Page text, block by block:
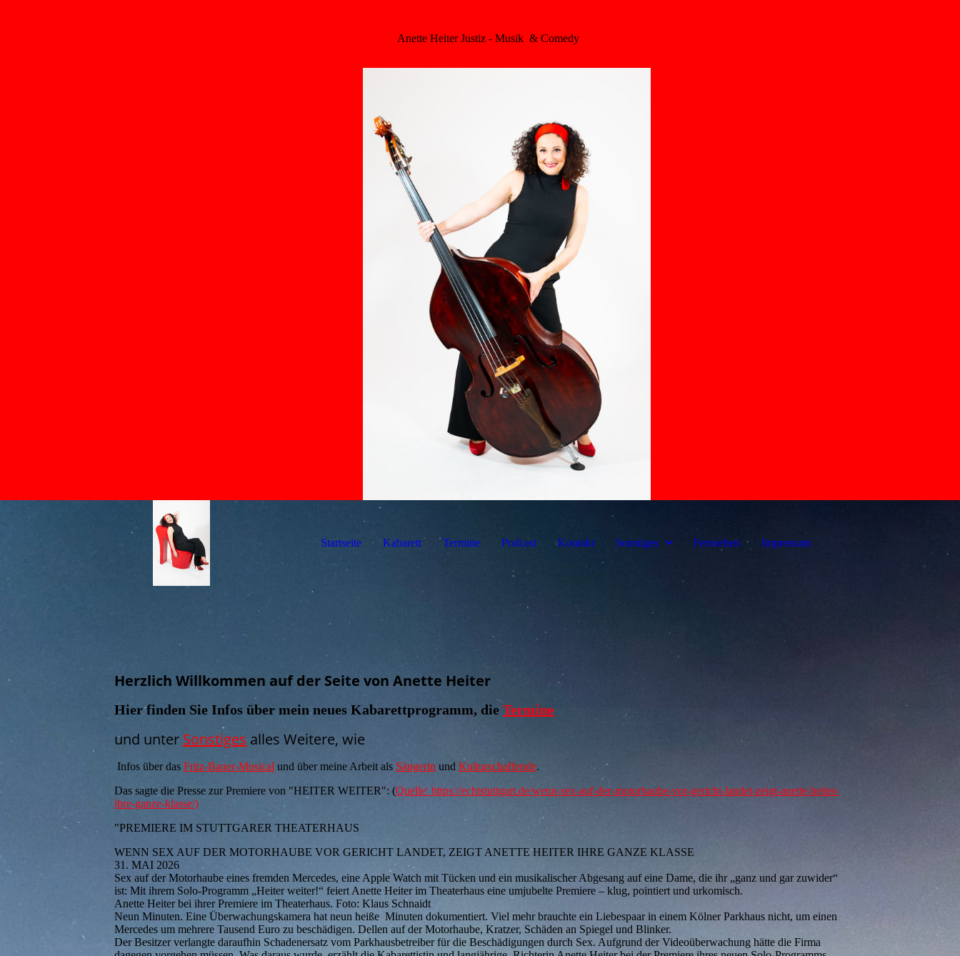
Anette Heiter Justiz - Musik & Comedy
Startseite Kabarett Termine Podcast Kontakt Sonstiges Fernsehen Impressum
Herzlich Willkommen auf der Seite von Anette Heiter
Hier finden Sie Infos über mein neues Kabarettprogramm, die Termine
und unter Sonstiges alles Weitere, wie
Infos über das Fritz-Bauer-Musical und über meine Arbeit als Sängerin und Kulturschaffende.
Das sagte die Presse zur Premiere von "HEITER WEITER": (Quelle: https://echtstuttgart.de/wenn-sex-auf-der-motorhaube-vor-gericht-landet-zeigt-anette-heiter-
ihre-ganze-klasse/)
"PREMIERE IM STUTTGARER THEATERHAUS
WENN SEX AUF DER MOTORHAUBE VOR GERICHT LANDET, ZEIGT ANETTE HEITER IHRE GANZE KLASSE
31. MAI 2026
Sex auf der Motorhaube eines fremden Mercedes, eine Apple Watch mit Tücken und ein musikalischer Abgesang auf eine Dame, die ihr „ganz und gar zuwider“
ist: Mit ihrem Solo-Programm „Heiter weiter!“ feiert Anette Heiter im Theaterhaus eine umjubelte Premiere – klug, pointiert und urkomisch.
Anette Heiter bei ihrer Premiere im Theaterhaus. Foto: Klaus Schnaidt
Neun Minuten. Eine Überwachungskamera hat neun heiße Minuten dokumentiert. Viel mehr brauchte ein Liebespaar in einem Kölner Parkhaus nicht, um einen
Mercedes um mehrere Tausend Euro zu beschädigen. Dellen auf der Motorhaube, Kratzer, Schäden an Spiegel und Blinker.
Der Besitzer verlangte daraufhin Schadenersatz vom Parkhausbetreiber für die Beschädigungen durch Sex. Aufgrund der Videoüberwachung hätte die Firma